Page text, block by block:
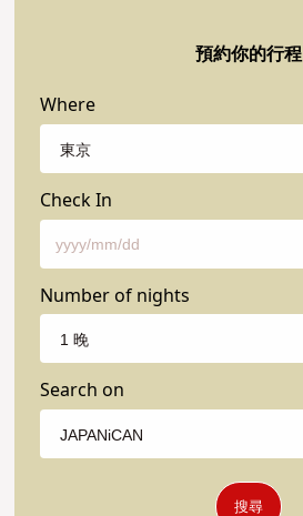
預約你的行程
Where
Check In
Number of nights
Search on
搜尋